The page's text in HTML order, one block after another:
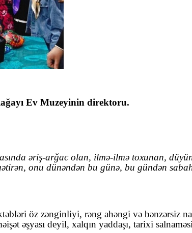
Ev Muzeyinin direktoru.
əriş-arğac olan, ilmə-ilmə toxunan,
onu dünəndən bu günə, bu gündən
öz zənginliyi, rəng ahəngi və bənzərsiz
əşyası deyil, xalqın yaddaşı, tarixi